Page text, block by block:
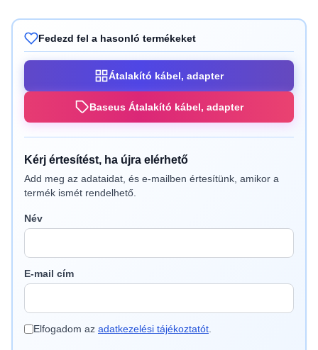
Fedezd fel a hasonló termékeket
Átalakító kábel, adapter
Baseus Átalakító kábel, adapter
Kérj értesítést, ha újra elérhető
Add meg az adataidat, és e-mailben értesítünk, amikor a
termék ismét rendelhető.
Név
E-mail cím
Elfogadom az adatkezelési tájékoztatót